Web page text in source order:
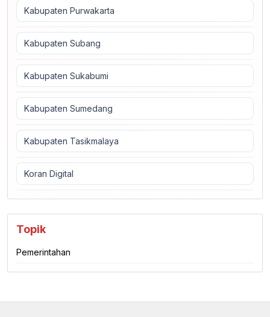
Kabupaten Purwakarta
Kabupaten Subang
Kabupaten Sukabumi
Kabupaten Sumedang
Kabupaten Tasikmalaya
Koran Digital
Topik
Pemerintahan